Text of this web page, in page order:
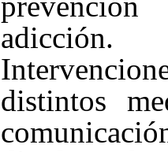
adicción.
distintos